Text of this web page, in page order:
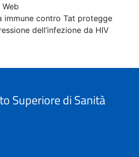
immune contro Tat protegge
dell’infezione da HIV
Superiore di Sanità